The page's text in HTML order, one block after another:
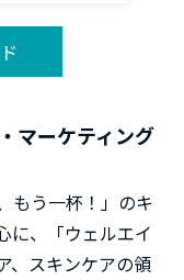
マーケティング
もう一杯！」のキ
に、「ウェルエイ
、スキンケアの領